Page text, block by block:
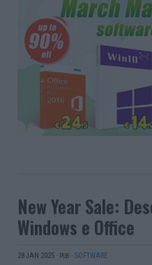
New Year Sale:
Windows e Office
28 JAN 2025 · PUB · SOFTWARE